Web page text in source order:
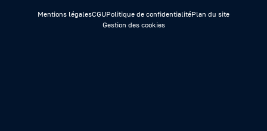
Mentions légalesCGUPolitique de confidentialitéPlan du site
Gestion des cookies